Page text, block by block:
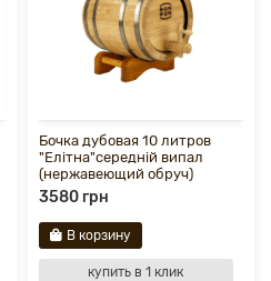
Бочка дубовая 10 литров
"Елітна"середній випал
(нержавеющий обруч)
3580 грн
В корзину
купить в 1 клик